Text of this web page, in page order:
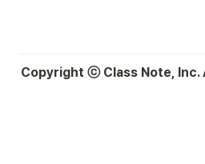
Copyright ⓒ Class Note,